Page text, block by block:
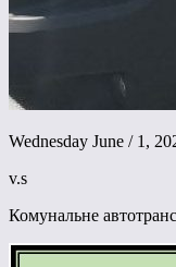
Wednesday June / 1,
v.s
Комунальне